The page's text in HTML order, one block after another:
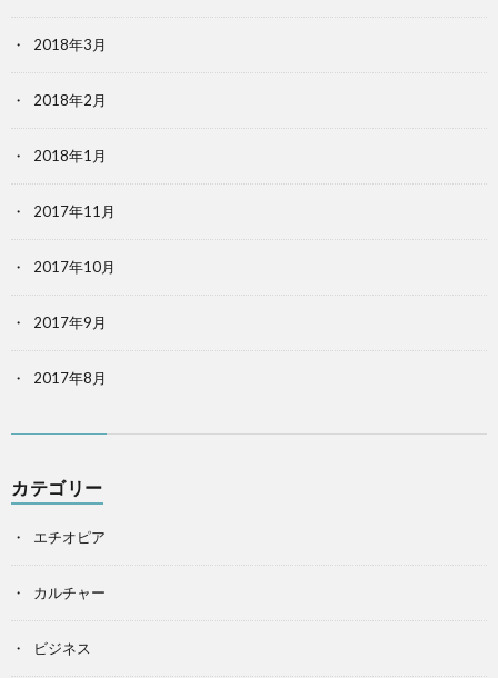
2018年3月
2018年2月
2018年1月
2017年11月
2017年10月
2017年9月
2017年8月
カテゴリー
エチオピア
カルチャー
ビジネス